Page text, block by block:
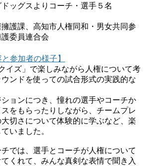
ッグスよりコーチ・選手５名
護課、高知市人権同和・男女共同参
委員連合会
参加者の様子】
イズ」で楽しみながら人権について考
ンドを使っての試合形式の実践的な
ョンにつき、憧れの選手やコーチか
をもらったりしながら、チームプレ
切さについて体験的に学ぶなど、楽
いました。
チでは、選手とコーチが人権について
くれて、みんな真剣な表情で聞き入